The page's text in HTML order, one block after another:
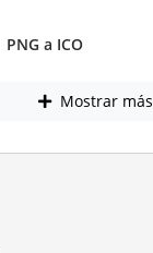
PNG a ICO
Mostrar más